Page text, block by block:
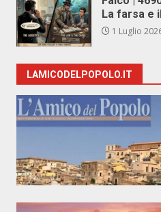
La farsa e
1 Luglio
LAMICODELPOPOLO.IT